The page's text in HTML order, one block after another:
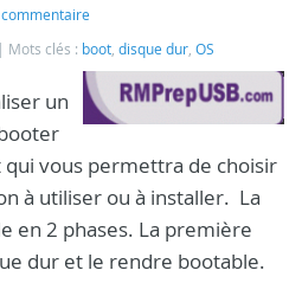
Mots clés : boot disque dur OS
un
qui vous permettra de choisir
à utiliser ou à installer. La
en 2 phases. La première
dur et le rendre bootable.